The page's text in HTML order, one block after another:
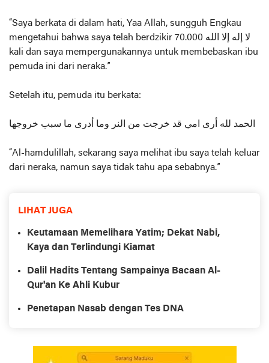
“Saya berkata di dalam hati, Yaa Allah, sungguh Engkau
mengetahui bahwa saya telah berdzikir لا إله إلا الله 70.000
kali dan saya mempergunakannya untuk membebaskan ibu
pemuda ini dari neraka.”
Setelah itu, pemuda itu berkata:
الحمد لله أرى امي قد خرجت من النر وما أدرى ما سبب خروجها
“Al-hamdulillah, sekarang saya melihat ibu saya telah keluar
dari neraka, namun saya tidak tahu apa sebabnya.”
LIHAT JUGA
Keutamaan Memelihara Yatim; Dekat Nabi,
Kaya dan Terlindungi Kiamat
Dalil Hadits Tentang Sampainya Bacaan Al-
Qur'an Ke Ahli Kubur
Penetapan Nasab dengan Tes DNA